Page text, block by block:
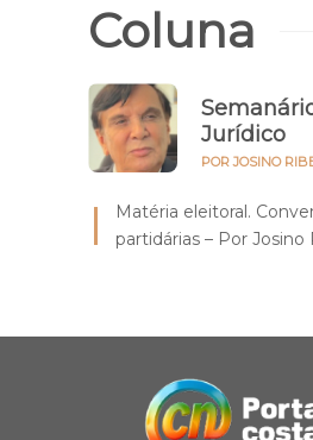
Coluna
Jurídico
POR JOSINO
Matéria eleitoral.
partidárias – Por Josino